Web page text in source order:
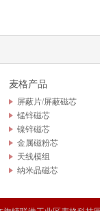
麦格产品
屏蔽片/屏蔽磁芯
锰锌磁芯
镍锌磁芯
金属磁粉芯
天线模组
纳米晶磁芯